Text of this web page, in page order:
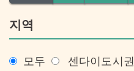
지역
모두 센다이도시권